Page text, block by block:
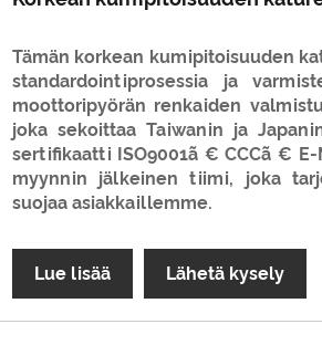
Tämän korkean kumipitoisuuden
standardointiprosessia ja
moottoripyörän renkaiden
joka sekoittaa Taiwanin ja
sertifikaatti ISO9001ã € CCCã €
myynnin jälkeinen tiimi, joka
suojaa asiakkaillemme.
Lue lisää Lähetä kysely